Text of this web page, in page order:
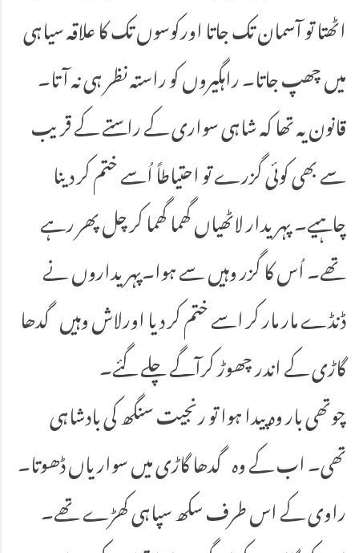
اٹھتا تو آسمان تک جاتا اورکوسوں تک کا علاقہ سیاہی
میں چھپ جاتا۔ راہگیروں کو راستہ نظر ہی نہ آتا۔
قانون یہ تھا کہ شاہی سواری کے راستے کے قریب
سے بھی کوئی گزرے تو احتیاطاً اُسے ختم کر دینا
چاہیے۔ پہریدار لاٹھیاں گھما گھما کر چل پھر رہے
تھے۔ اُس کا گزر وہیں سے ہوا۔پہریداروں نے
ڈنڈے مار مار کر اسے ختم کر دیا اورلاش وہیں گدھا
گاڑی کے اندر چھوڑ کرآگے چلے گئے۔
چوتھی بار وہ پیدا ہوا تو رنجیت سنگھ کی بادشاہی
تھی۔ اب کے وہ گدھا گاڑی میں سواریاں ڈھوتا۔
راوی کے اس طرف سکھ سپاہی کھڑے تھے۔